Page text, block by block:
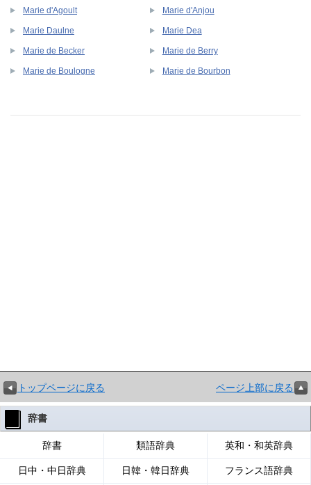
Marie d'Agoult Marie d'Anjou
Marie Daulne Marie Dea
Marie de Becker Marie de Berry
Marie de Boulogne Marie de Bourbon
トップページに戻る ページ上部に戻る
辞書
辞書 類語辞典 英和・和英辞典
日中・中日辞典 日韓・韓日辞典 フランス語辞典